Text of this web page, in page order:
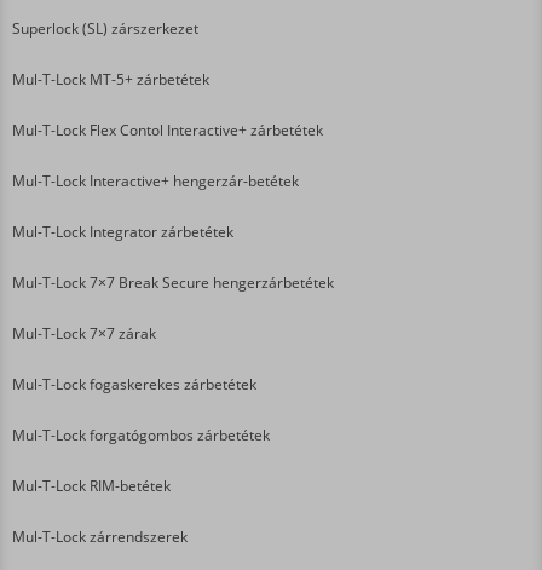
Superlock (SL) zárszerkezet
Mul-T-Lock MT-5+ zárbetétek
Mul-T-Lock Flex Contol Interactive+ zárbetétek
Mul-T-Lock Interactive+ hengerzár-betétek
Mul-T-Lock Integrator zárbetétek
Mul-T-Lock 7×7 Break Secure hengerzárbetétek
Mul-T-Lock 7×7 zárak
Mul-T-Lock fogaskerekes zárbetétek
Mul-T-Lock forgatógombos zárbetétek
Mul-T-Lock RIM-betétek
Mul-T-Lock zárrendszerek